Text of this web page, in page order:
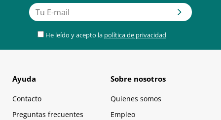
He leído y acepto la política de privacidad
Ayuda
Contacto
Preguntas frecuentes
Sobre nosotros
Quienes somos
Empleo